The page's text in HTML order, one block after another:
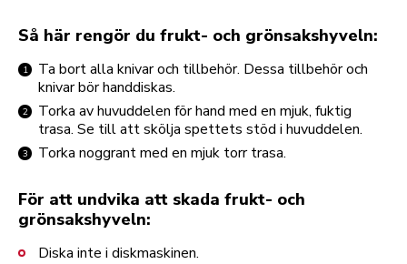
Så här rengör du frukt- och grönsakshyveln:
Ta bort alla knivar och tillbehör. Dessa tillbehör och
knivar bör handdiskas.
Torka av huvuddelen för hand med en mjuk, fuktig
trasa. Se till att skölja spettets stöd i huvuddelen.
Torka noggrant med en mjuk torr trasa.
För att undvika att skada frukt- och
grönsakshyveln:
Diska inte i diskmaskinen.